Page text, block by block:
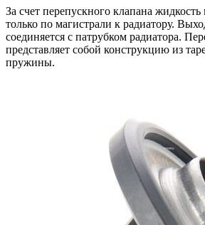
За счет перепускного клапана жидкость
только по магистрали к радиатору.
соединяется с патрубком радиатора.
представляет собой конструкцию из
пружины.